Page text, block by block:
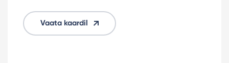
Vaata kaardil